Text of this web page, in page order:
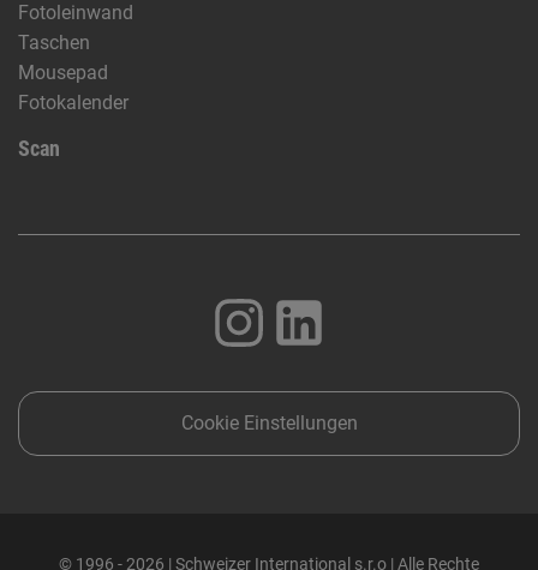
Fotoleinwand
Taschen
Mousepad
Fotokalender
Scan
Cookie Einstellungen
© 1996 - 2026 | Schweizer International s.r.o | Alle Rechte